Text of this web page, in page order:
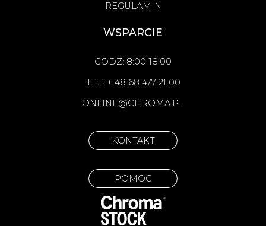
REGULAMIN
WSPARCIE
GODZ: 8:00-18:00
TEL: + 48 68 477 21 00
ONLINE@CHROMA.PL
KONTAKT
POMOC